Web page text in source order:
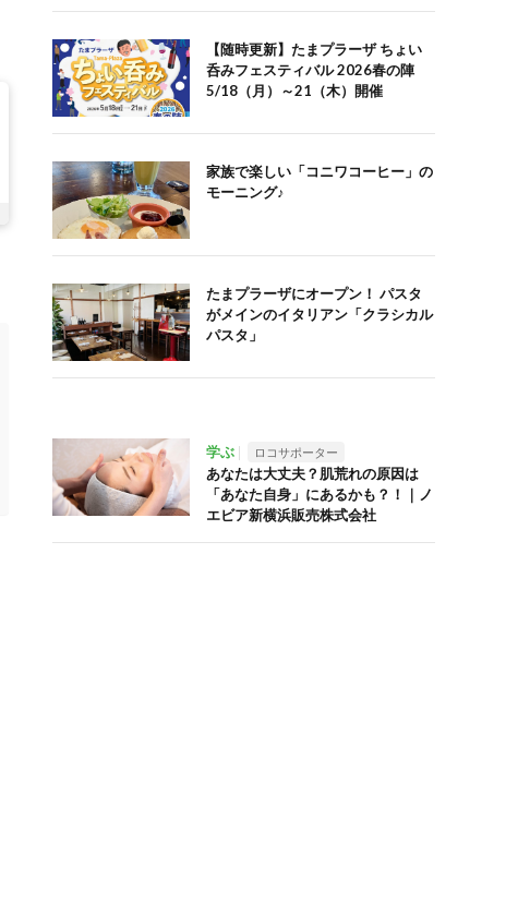
【随時更新】たまプラーザ ちょい
呑みフェスティバル 2026春の陣
5/18（月）～21（木）開催
家族で楽しい「コニワコーヒー」の
モーニング♪
たまプラーザにオープン！ パスタ
がメインのイタリアン「クラシカル
パスタ」
学ぶ ロコサポーター
あなたは大丈夫？肌荒れの原因は
「あなた自身」にあるかも？！｜ノ
エビア新横浜販売株式会社